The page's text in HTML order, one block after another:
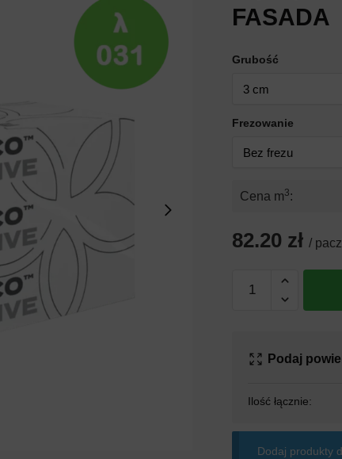
FASADA
Grubość
Frezowanie
Cena m3:
82.20 zł/
Styropian
PASSIVEPodaj
Ilość łącznie:
Dodaj produkty